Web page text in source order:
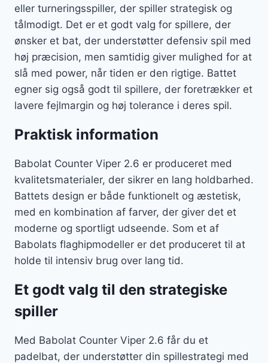
eller turneringsspiller, der spiller strategisk og
tålmodigt. Det er et godt valg for spillere, der
ønsker et bat, der understøtter defensiv spil med
høj præcision, men samtidig giver mulighed for at
slå med power, når tiden er den rigtige. Battet
egner sig også godt til spillere, der foretrækker et
lavere fejlmargin og høj tolerance i deres spil.
Praktisk information
Babolat Counter Viper 2.6 er produceret med
kvalitetsmaterialer, der sikrer en lang holdbarhed.
Battets design er både funktionelt og æstetisk,
med en kombination af farver, der giver det et
moderne og sportligt udseende. Som et af
Babolats flaghipmodeller er det produceret til at
holde til intensiv brug over lang tid.
Et godt valg til den strategiske
spiller
Med Babolat Counter Viper 2.6 får du et
padelbat, der understøtter din spillestrategi med